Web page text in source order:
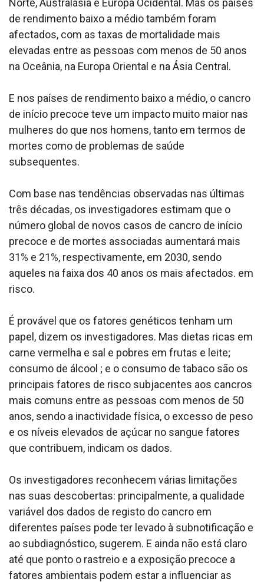
de rendimento baixo a médio também foram
afectados, com as taxas de mortalidade mais
elevadas entre as pessoas com menos de 50 anos
na Oceânia, na Europa Oriental e na Ásia Central.
E nos países de rendimento baixo a médio, o cancro
de início precoce teve um impacto muito maior nas
mulheres do que nos homens, tanto em termos de
mortes como de problemas de saúde
subsequentes.
Com base nas tendências observadas nas últimas
três décadas, os investigadores estimam que o
número global de novos casos de cancro de início
precoce e de mortes associadas aumentará mais
31% e 21%, respectivamente, em 2030, sendo
aqueles na faixa dos 40 anos os mais afectados. em
risco.
É provável que os fatores genéticos tenham um
papel, dizem os investigadores. Mas dietas ricas em
carne vermelha e sal e pobres em frutas e leite;
consumo de álcool ; e o consumo de tabaco são os
principais fatores de risco subjacentes aos cancros
mais comuns entre as pessoas com menos de 50
anos, sendo a inactividade física, o excesso de peso
e os níveis elevados de açúcar no sangue fatores
que contribuem, indicam os dados.
Os investigadores reconhecem várias limitações
nas suas descobertas: principalmente, a qualidade
variável dos dados de registo do cancro em
diferentes países pode ter levado à subnotificação e
ao subdiagnóstico, sugerem. E ainda não está claro
até que ponto o rastreio e a exposição precoce a
fatores ambientais podem estar a influenciar as